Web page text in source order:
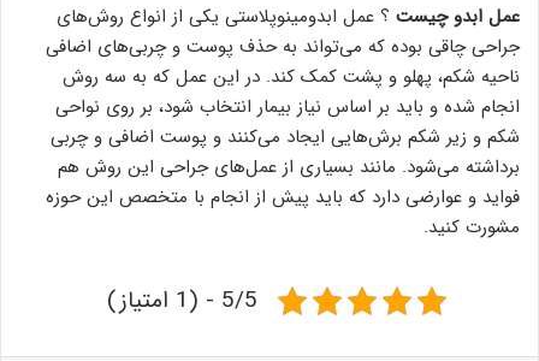
عمل ابدو چیست ؟ عمل ابدومینوپلاستی یکی از انواع روش‌های
جراحی چاقی بوده که می‌تواند به حذف پوست و چربی‌های اضافی
ناحیه شکم، پهلو و پشت کمک کند. در این عمل که به سه روش
انجام شده و باید بر اساس نیاز بیمار انتخاب شود، بر روی نواحی
شکم و زیر شکم برش‌هایی ایجاد می‌کنند و پوست اضافی و چربی
برداشته می‌شود. مانند بسیاری از عمل‌های جراحی این روش هم
فواید و عوارضی دارد که باید پیش از انجام با متخصص این حوزه
مشورت کنید.
5/5 - (1 امتیاز)